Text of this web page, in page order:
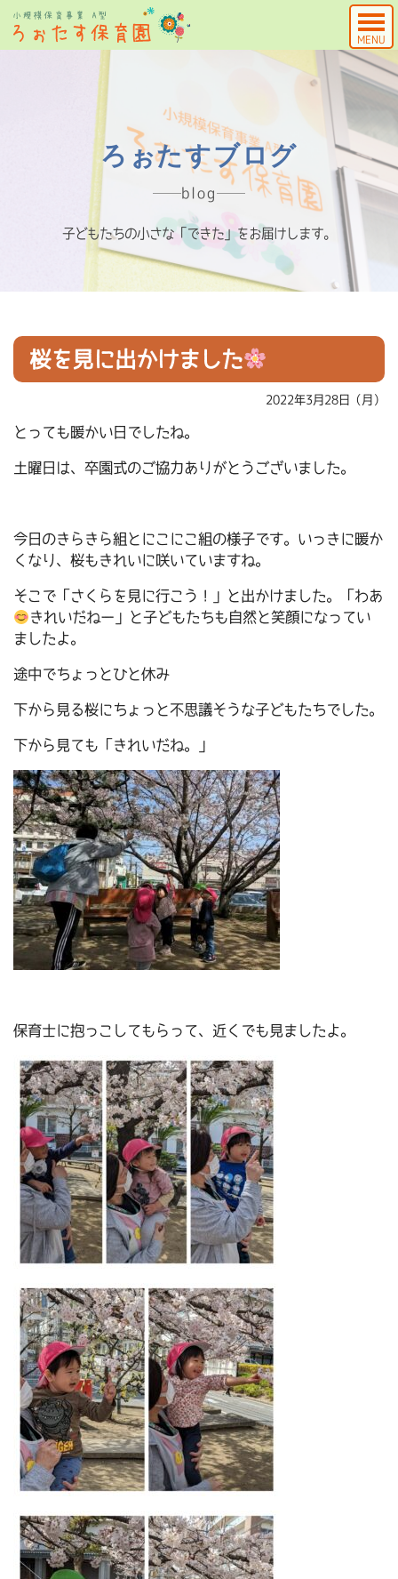
MENU
ろぉたすブログ
blog
子どもたちの小さな「できた」をお届けします。
桜を見に出かけました
2022年3月28日（月）
とっても暖かい日でしたね。
土曜日は、卒園式のご協力ありがとうございました。
今日のきらきら組とにこにこ組の様子です。いっきに暖か
くなり、桜もきれいに咲いていますね。
そこで「さくらを見に行こう！」と出かけました。「わあ
きれいだねー」と子どもたちも自然と笑顔になってい
ましたよ。
途中でちょっとひと休み
下から見る桜にちょっと不思議そうな子どもたちでした。
下から見ても「きれいだね。」
保育士に抱っこしてもらって、近くでも見ましたよ。